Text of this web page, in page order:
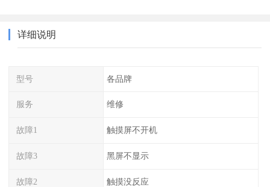
详细说明
型号 各品牌
服务 维修
故障1 触摸屏不开机
故障3 黑屏不显示
故障2 触摸没反应